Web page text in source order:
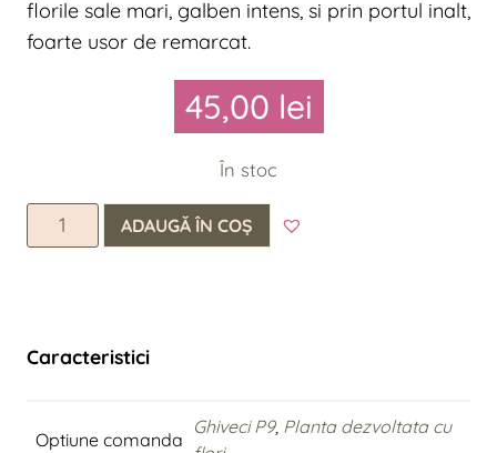
florile sale mari, galben intens, si prin portul inalt,
foarte usor de remarcat.
45,00 lei
În stoc
Cantitate
Achillea
Gold
ADAUGĂ ÎN COȘ
Caracteristici
Optiune comanda
Ghiveci P9, Planta dezvoltata cu